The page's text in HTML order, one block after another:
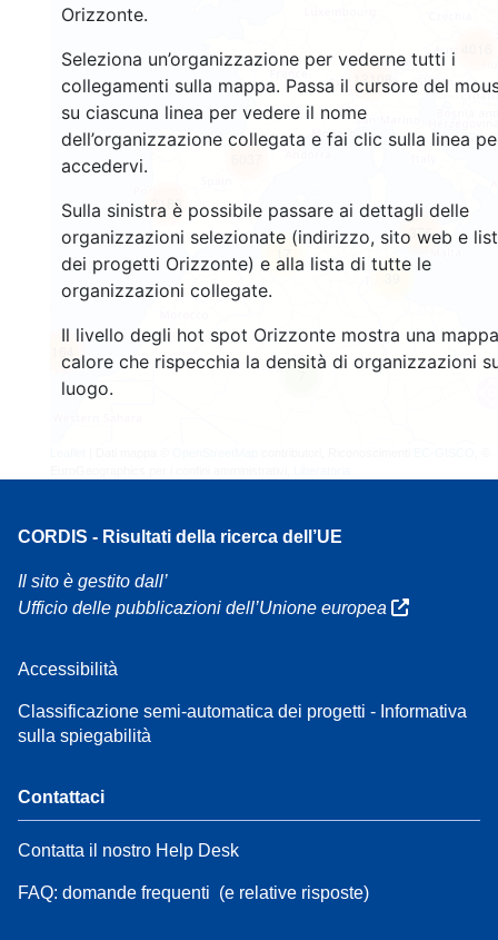
Orizzonte.
Seleziona un’organizzazione per vederne tutti i
collegamenti sulla mappa. Passa il cursore del
su ciascuna linea per vedere il nome
dell’organizzazione collegata e fai clic sulla linea
accedervi.
Sulla sinistra è possibile passare ai dettagli delle
organizzazioni selezionate (indirizzo, sito web e
dei progetti Orizzonte) e alla lista di tutte le
organizzazioni collegate.
Il livello degli hot spot Orizzonte mostra una
calore che rispecchia la densità di organizzazioni
luogo.
7
17
2180
376
13108
CORDIS - Risultati della ricerca dell’UE
Il sito è gestito dall’
Ufficio delle pubblicazioni dell’Unione europea
Accessibilità
Classificazione semi-automatica dei progetti - Informativa
sulla spiegabilità
Contattaci
Contatta il nostro Help Desk
FAQ: domande frequenti (e relative risposte)